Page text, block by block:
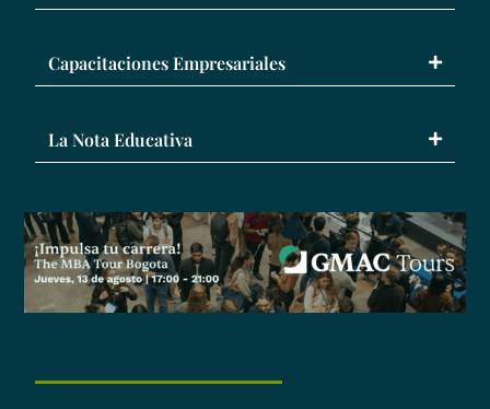
Capacitaciones Empresariales
La Nota Educativa